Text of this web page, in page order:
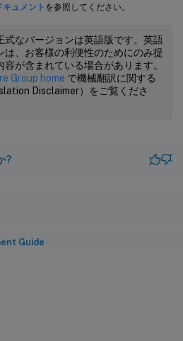
ュメント を参照してください。
式なバージョンは英語版です。英語
は、お客様の利便性のためにのみ提
が含まれている場合があります。
Group home で機械翻訳に関する
Disclaimer）をご覧くださ
?
Guide